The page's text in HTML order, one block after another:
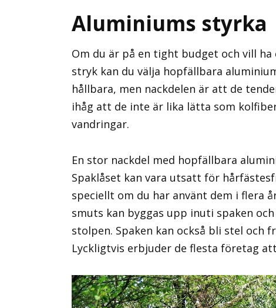
Aluminiums styrka
Om du är på en tight budget och vill
stryk kan du välja hopfällbara
hållbara, men nackdelen är att de
ihåg att de inte är lika lätta som
vandringar.
En stor nackdel med hopfällbara
Spaklåset kan vara utsatt för
speciellt om du har använt dem i flera
smuts kan byggas upp inuti spaken
stolpen. Spaken kan också bli stel och
Lyckligtvis erbjuder de flesta företag